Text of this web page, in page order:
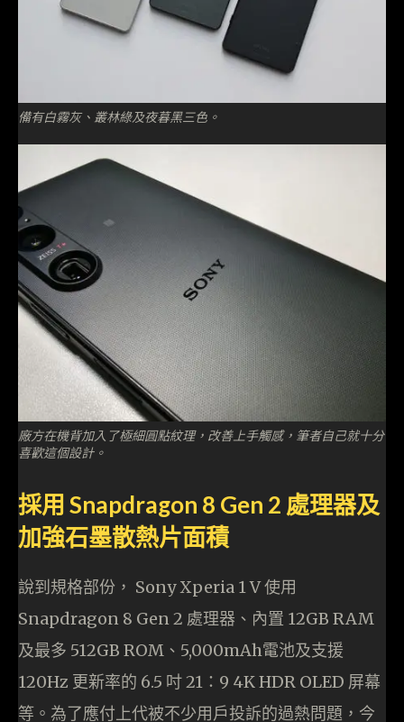
備有白霧灰、叢林綠及夜暮黑三色。
廠方在機背加入了極細圓點紋理，改善上手觸感，筆者自己就十分
喜歡這個設計。
採用 Snapdragon 8 Gen 2 處理器及
加強石墨散熱片面積
說到規格部份， Sony Xperia 1 V 使用
Snapdragon 8 Gen 2 處理器、內置 12GB RAM
及最多 512GB ROM、5,000mAh電池及支援
120Hz 更新率的 6.5 吋 21：9 4K HDR OLED 屏幕
等。為了應付上代被不少用戶投訴的過熱問題，今